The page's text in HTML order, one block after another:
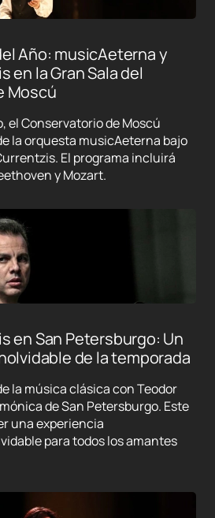
Año: musicAeterna y
en la Gran Sala del
Moscú
el Conservatorio de Moscú
la orquesta musicAeterna bajo
El programa incluirá
y Mozart.
en San Petersburgo: Un
de la temporada
la música clásica con Teodor
de San Petersburgo. Este
una experiencia
para todos los amantes